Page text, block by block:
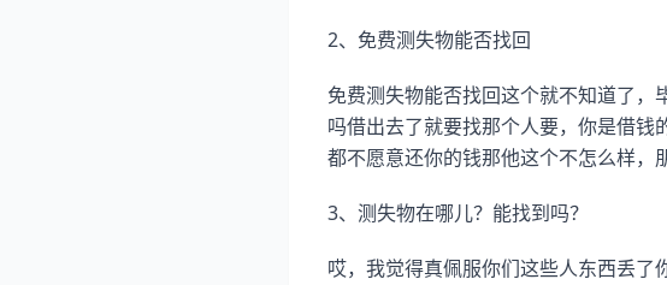
2、免费测失物能否找回
免费测失物能否找回这个就不知道了
吗借出去了就要找那个人要，你是借
都不愿意还你的钱那他这个不怎么样，
3、测失物在哪儿？能找到吗？
哎，我觉得真佩服你们这些人东西丢